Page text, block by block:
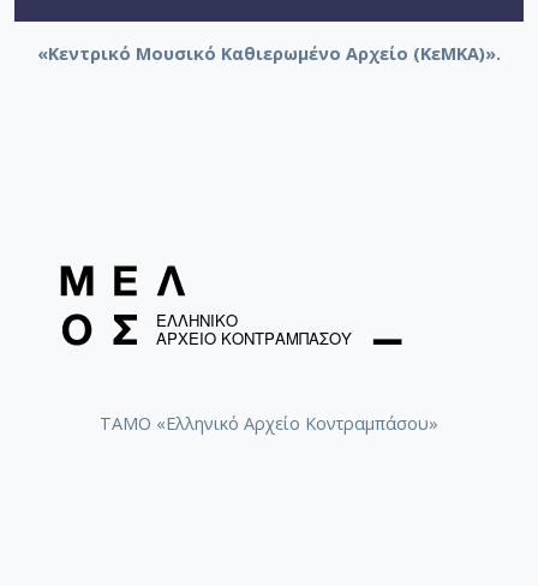
«Κεντρικό Μουσικό Καθιερωμένο Αρχείο (ΚεΜΚΑ)».
ΤΑΜΟ «Ελληνικό Αρχείο Κοντραμπάσου»